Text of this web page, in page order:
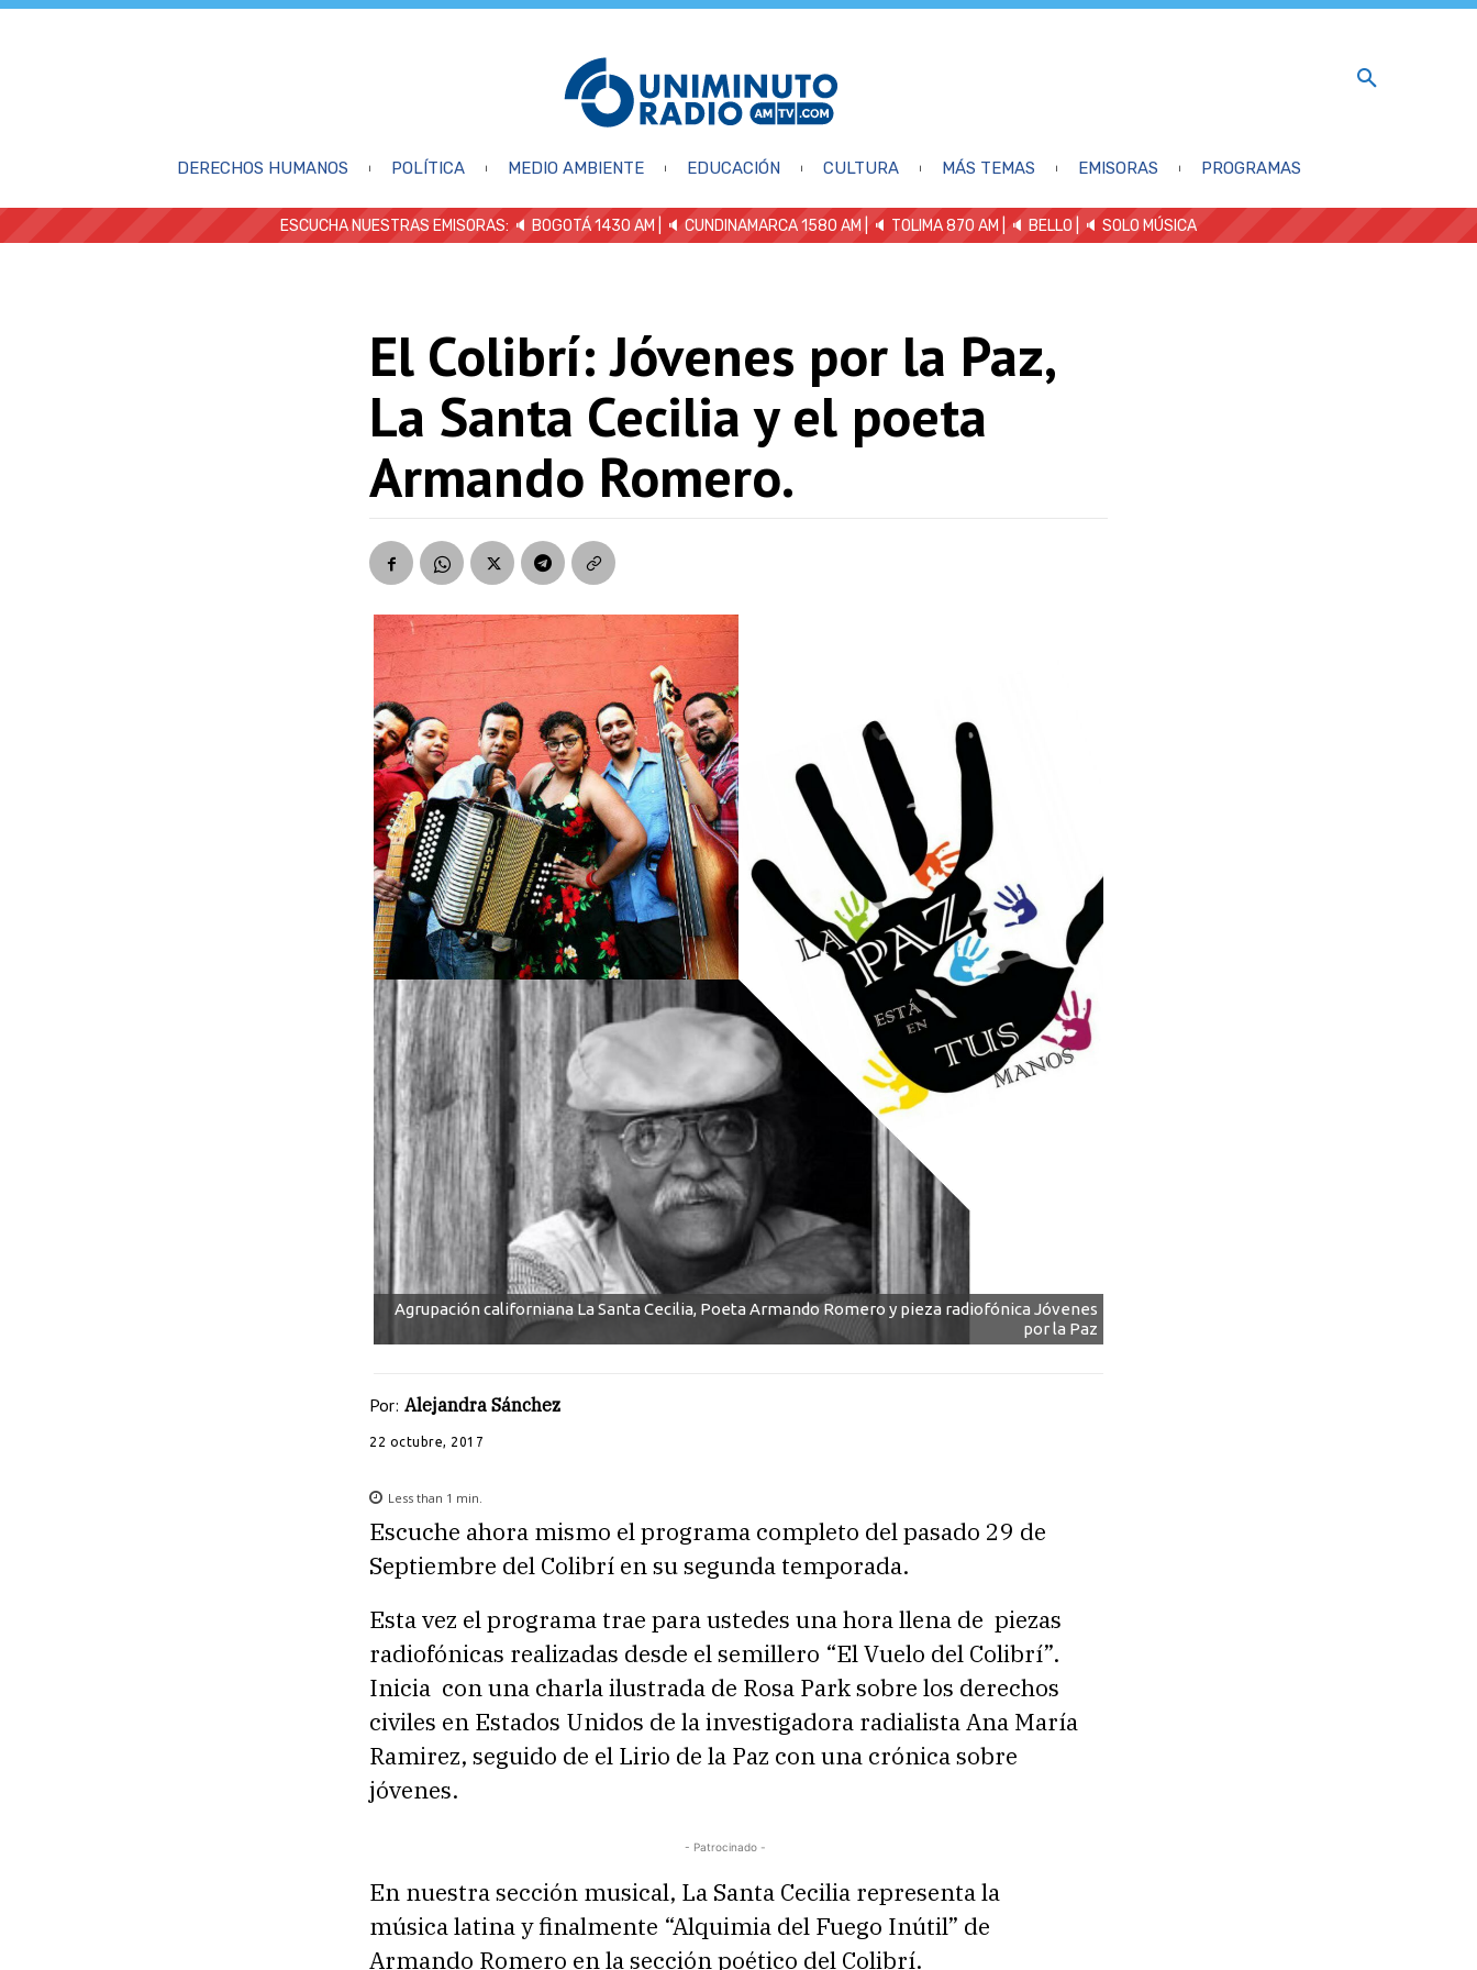
DERECHOS HUMANOS POLÍTICA MEDIO AMBIENTE EDUCACIÓN CULTURA MÁS TEMAS EMISORAS PROGRAMAS
ESCUCHA NUESTRAS EMISORAS: 🔈 BOGOTÁ 1430 AM | 🔈 CUNDINAMARCA 1580 AM | 🔈 TOLIMA 870 AM | 🔈 BELLO 🔈 SOLO MÚSICA
El Colibrí: Jóvenes por la Paz,
La Santa Cecilia y el poeta
Armando Romero.
Agrupación californiana La Santa Cecilia, Poeta Armando Romero y pieza radiofónica Jóvenes
por la Paz
Por: Alejandra Sánchez
22 octubre, 2017
Less than 1 min.
Escuche ahora mismo el programa completo del pasado 29 de
Septiembre del Colibrí en su segunda temporada.
Esta vez el programa trae para ustedes una hora llena de piezas
radiofónicas realizadas desde el semillero “El Vuelo del Colibrí”.
Inicia con una charla ilustrada de Rosa Park sobre los derechos
civiles en Estados Unidos de la investigadora radialista Ana María
Ramirez, seguido de el Lirio de la Paz con una crónica sobre
jóvenes.
- Patrocinado -
En nuestra sección musical, La Santa Cecilia representa la
música latina y finalmente “Alquimia del Fuego Inútil” de
Armando Romero en la sección poético del Colibrí.